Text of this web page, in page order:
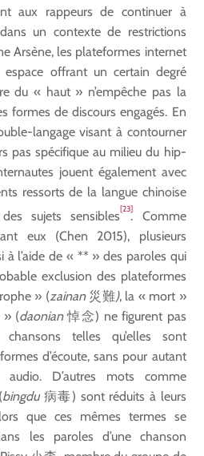
aux rappeurs de continuer à
un contexte de restrictions
Arsène, les plateformes internet
espace offrant un certain degré
du « haut » n’empêche pas la
formes de discours engagés. En
langage visant à contourner
pas spécifique au milieu du hip-
jouent également avec
ressorts de la langue chinoise
sujets sensibles[23]. Comme
eux (Chen 2015), plusieurs
à l’aide de « ** » des paroles qui
exclusion des plateformes
» (zainan災難), la « mort »
» (daonian悼念) ne figurent pas
telles qu’elles sont
d’écoute, sans pour autant
D’autres mots comme
bingdu病毒) sont réduits à leurs
que ces mêmes termes se
les paroles d’une chanson